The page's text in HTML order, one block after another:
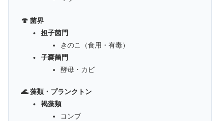
🍄 菌界
担子菌門
きのこ（食用・有毒）
子嚢菌門
酵母・カビ
🌊 藻類・プランクトン
褐藻類
コンブ